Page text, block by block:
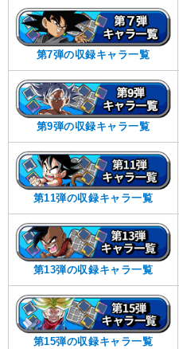
第7弾の収録キャラ一覧
第9弾の収録キャラ一覧
第11弾の収録キャラ一覧
第13弾の収録キャラ一覧
第15弾の収録キャラ一覧